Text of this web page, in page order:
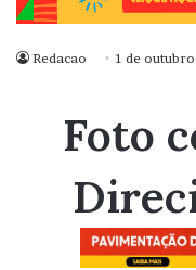
Redacao 1 de
Foto